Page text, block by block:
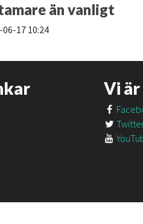
än vanligt
06-17 10:24
Vi är